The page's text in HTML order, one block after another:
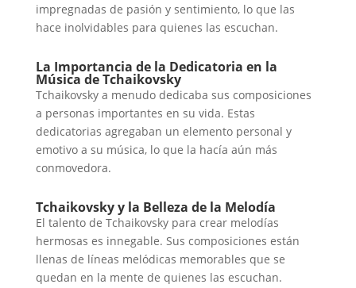
impregnadas de pasión y sentimiento, lo que las
hace inolvidables para quienes las escuchan.
La Importancia de la Dedicatoria en la
Música de Tchaikovsky
Tchaikovsky a menudo dedicaba sus composiciones
a personas importantes en su vida. Estas
dedicatorias agregaban un elemento personal y
emotivo a su música, lo que la hacía aún más
conmovedora.
Tchaikovsky y la Belleza de la Melodía
El talento de Tchaikovsky para crear melodías
hermosas es innegable. Sus composiciones están
llenas de líneas melódicas memorables que se
quedan en la mente de quienes las escuchan.